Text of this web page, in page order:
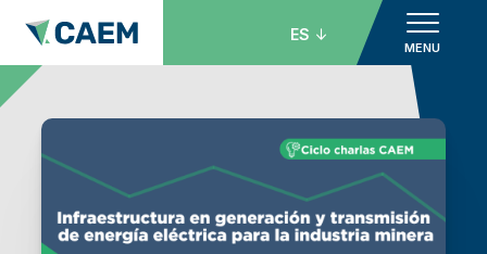
MENU
ES